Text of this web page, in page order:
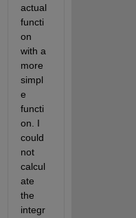
actual
functi
on
with a
more
simpl
e
functi
on. I
could
not
calcul
ate
the
integr